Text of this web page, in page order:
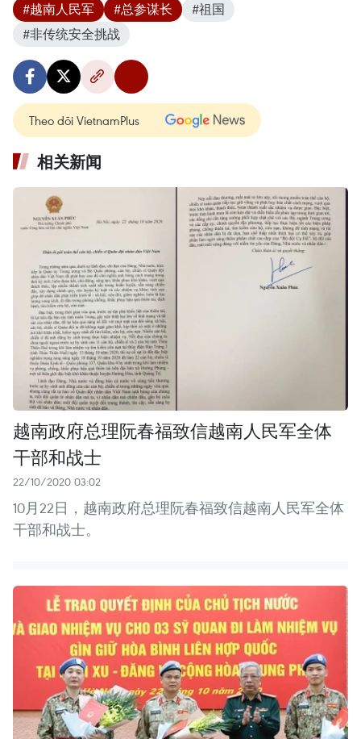
#越南人民军 #总参谋长
#祖国
#非传统安全挑战
Theo dõi VietnamPlus
相关新闻
越南政府总理阮春福致信越南人民军全体
干部和战士
22/10/2020 03:02
10月22日，越南政府总理阮春福致信越南人民军全体
干部和战士。